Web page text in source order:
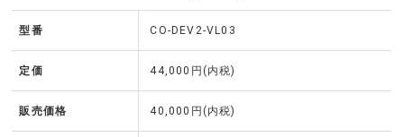
型番 CO-DEV2-VL03
定価 44,000円(内税)
販売価格 40,000円(内税)